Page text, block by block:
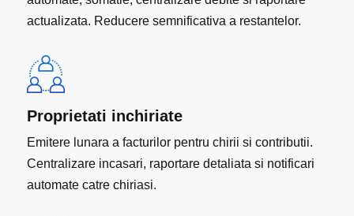
actualizata. Reducere semnificativa a restantelor.
Proprietati inchiriate
Emitere lunara a facturilor pentru chirii si contributii.
Centralizare incasari, raportare detaliata si notificari
automate catre chiriasi.